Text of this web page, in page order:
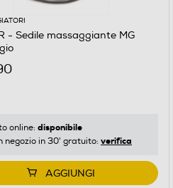
- Sedile massaggiante MG
online: disponibile
negozio in 30' gratuito: verifica
AGGIUNGI